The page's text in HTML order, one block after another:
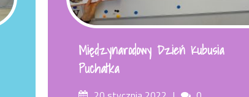
Międzynarodowy Dzień Kubusia
Puchatka